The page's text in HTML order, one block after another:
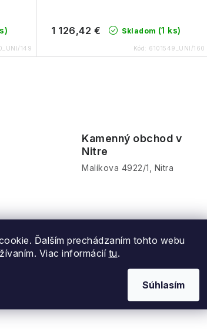
Ďalším prechádzaním tohto webu
Viac informáciítu.
Súhlasím
149
Skladom (1 ks)
1 126,42 €
Kód: 6101549_UNI/160
Kamenný obchod v
Nitre
Malíkova 4922/1, Nitra